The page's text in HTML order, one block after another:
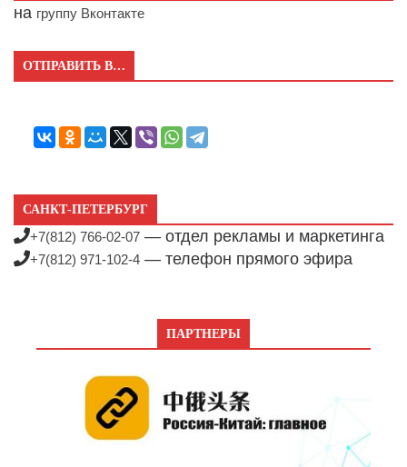
на группу Вконтакте
ОТПРАВИТЬ В…
САНКТ-ПЕТЕРБУРГ
+7(812) 766-02-07 — отдел рекламы и маркетинга
+7(812) 971-102-4 — телефон прямого эфира
ПАРТНЕРЫ